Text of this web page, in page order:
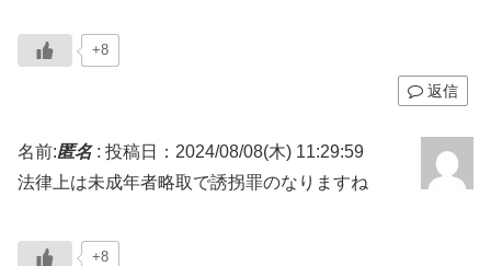
+8
返信
名前:匿名: 投稿日：2024/08/08(木) 11:29:59
法律上は未成年者略取で誘拐罪のなりますね
+8